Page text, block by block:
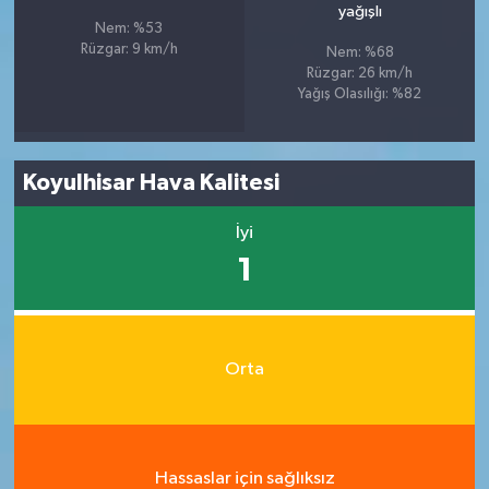
Nem: %53
Rüzgar: 9 km/h
yağışlı
Nem: %68
Rüzgar: 26 km/h
Yağış Olasılığı: %82
Koyulhisar Hava Kalitesi
İyi
1
Orta
Hassaslar için sağlıksız